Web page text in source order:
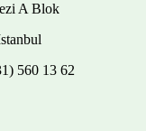
A Blok
560 13 62